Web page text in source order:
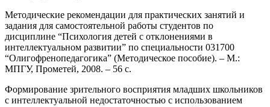
Методические рекомендации для практических занятий и
задания для самостоятельной работы студентов по
дисциплине “Психология детей с отклонениями в
интеллектуальном развитии” по специальности 031700
“Олигофренопедагогика” (Методическое пособие). – М.:
МПГУ, Прометей, 2008. – 56 с.
Формирование зрительного восприятия младших школьников
с интеллектуальной недостаточностью с использованием